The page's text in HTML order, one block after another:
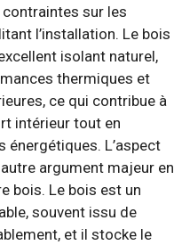
sur les
l’installation. Le bois
isolant naturel,
thermiques et
ce qui contribue à
intérieur tout en
énergétiques. L’aspect
argument majeur en
bois. Le bois est un
souvent issu de
et il stocke le